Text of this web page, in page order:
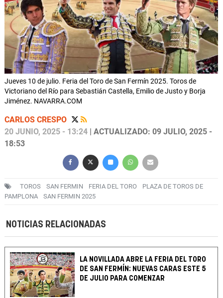
Jueves 10 de julio. Feria del Toro de San Fermín 2025. Toros de
Victoriano del Río para Sebastián Castella, Emilio de Justo y Borja
Jiménez. NAVARRA.COM
CARLOS CRESPO
20 JUNIO, 2025 - 13:24 | ACTUALIZADO: 09 JULIO, 2025 -
18:53
TOROS SAN FERMIN FERIA DEL TORO
PLAZA DE TOROS DE
PAMPLONA
SAN FERMIN 2025
NOTICIAS RELACIONADAS
LA NOVILLADA ABRE LA FERIA DEL TORO
DE SAN FERMÍN: NUEVAS CARAS ESTE 5
DE JULIO PARA COMENZAR